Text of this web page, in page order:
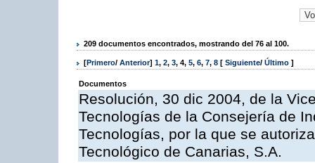
209 documentos encontrados, mostrando del 76 al 100.
[Primero/ Anterior] 1, 2, 3, 4, 5, 6, 7, 8 [ Siguiente/ Último ]
Documentos
Resolución, 30 dic 2004, de la
Tecnologías de la Consejería de
Tecnologías, por la que se
Tecnológico de Canarias, S.A.